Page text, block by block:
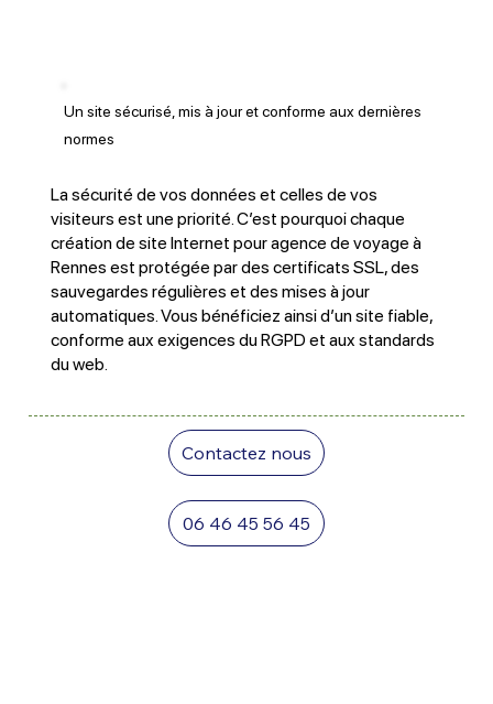
Un site sécurisé, mis à jour et conforme aux dernières
normes
La sécurité de vos données et celles de vos
visiteurs est une priorité. C’est pourquoi chaque
création de site Internet pour agence de voyage à
Rennes est protégée par des certificats SSL, des
sauvegardes régulières et des mises à jour
automatiques. Vous bénéficiez ainsi d’un site fiable,
conforme aux exigences du RGPD et aux standards
du web.
Contactez nous
06 46 45 56 45